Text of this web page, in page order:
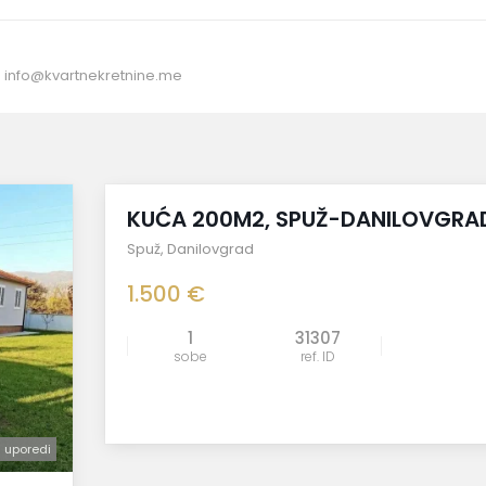
info@kvartnekretnine.me
uporedi
Izdavanje
uporedi
KUĆA 200M2, SPUŽ-
Spuž, Danilovgrad
1.500 €
1
sobe
31307
ref. ID